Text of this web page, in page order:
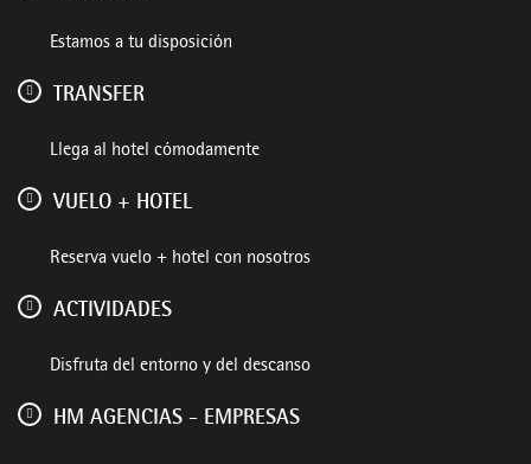
Estamos a tu disposición
TRANSFER
Llega al hotel cómodamente
VUELO + HOTEL
Reserva vuelo + hotel con nosotros
ACTIVIDADES
Disfruta del entorno y del descanso
HM AGENCIAS - EMPRESAS